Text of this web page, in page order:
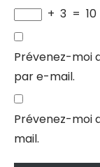
+ 3 = 10
Prévenez-moi
par e-mail.
Prévenez-moi
mail.